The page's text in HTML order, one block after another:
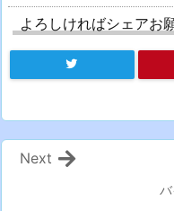
よろしければシェアお
Next